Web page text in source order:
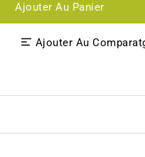
Ajouter Au Panier
Ajouter Au